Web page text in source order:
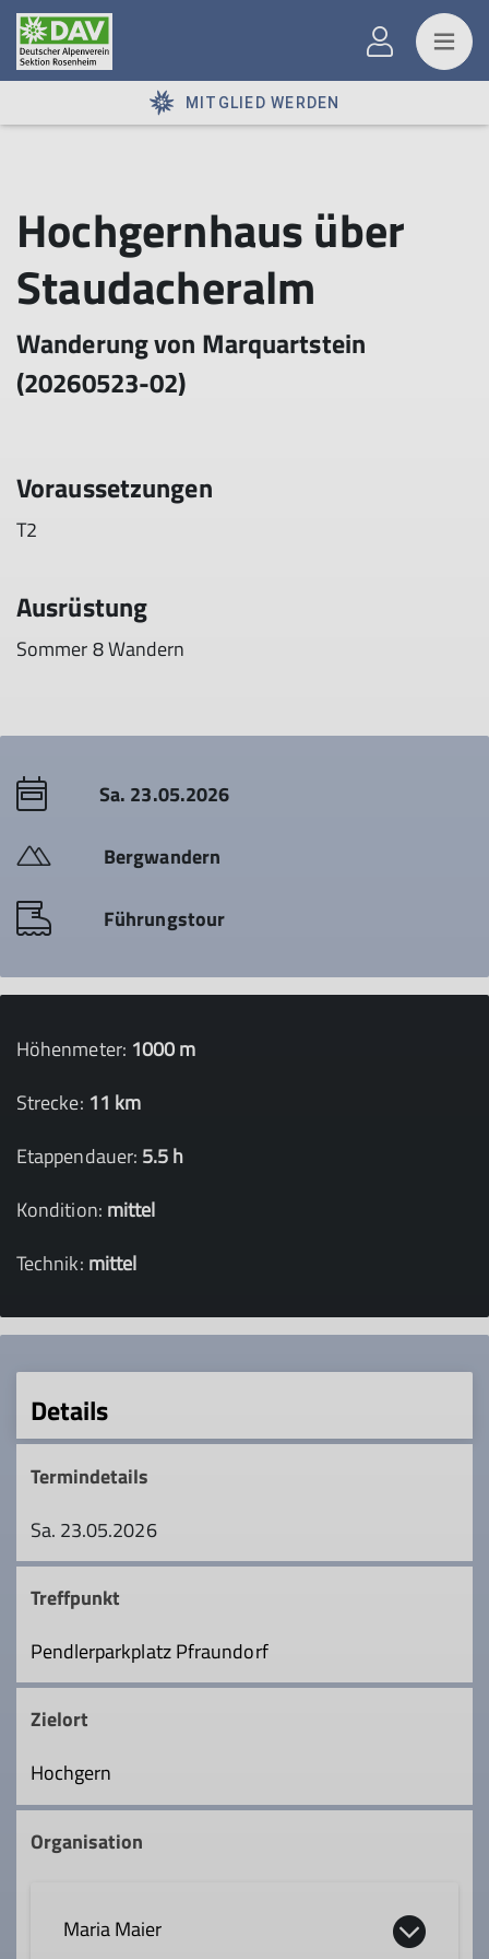
MITGLIED WERDEN
Hochgernhaus über
Staudacheralm
Wanderung von Marquartstein
(20260523-02)
Voraussetzungen
T2
Ausrüstung
Sommer 8 Wandern
Sa. 23.05.2026
Bergwandern
Führungstour
Höhenmeter: 1000 m
Strecke: 11 km
Etappendauer: 5.5 h
Kondition: mittel
Technik: mittel
Details
Termindetails
Sa. 23.05.2026
Treffpunkt
Pendlerparkplatz Pfraundorf
Zielort
Hochgern
Organisation
Maria Maier